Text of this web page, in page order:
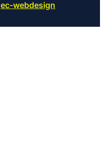
ec-webdesign